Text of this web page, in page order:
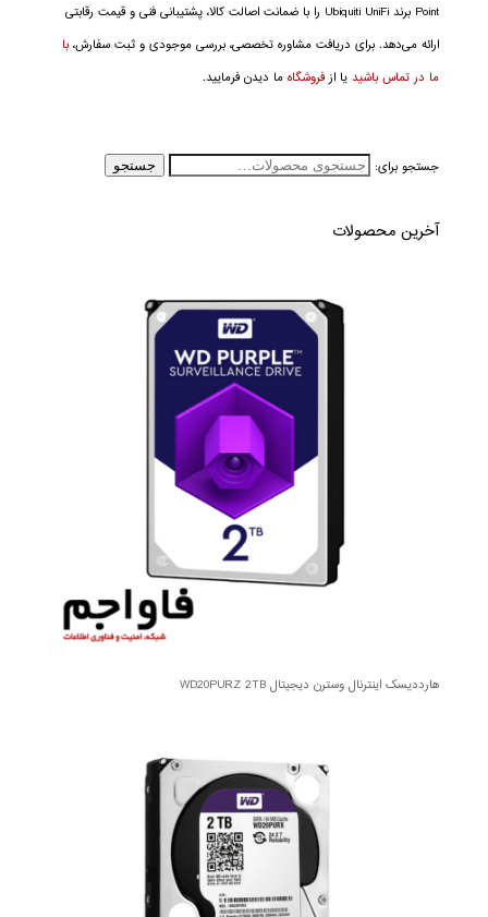
Point برند Ubiquiti UniFi را با ضمانت اصالت کالا، پشتیبانی فنی و قیمت رقابتی
ارائه می‌دهد. برای دریافت مشاوره تخصصی، بررسی موجودی و ثبت سفارش، با
ما در تماس باشید یا از فروشگاهما دیدن فرمایید.
جستجو برای: جستجو
آخرین محصولات
هارددیسک اینترنال وسترن دیجیتال WD20PURZ 2TB